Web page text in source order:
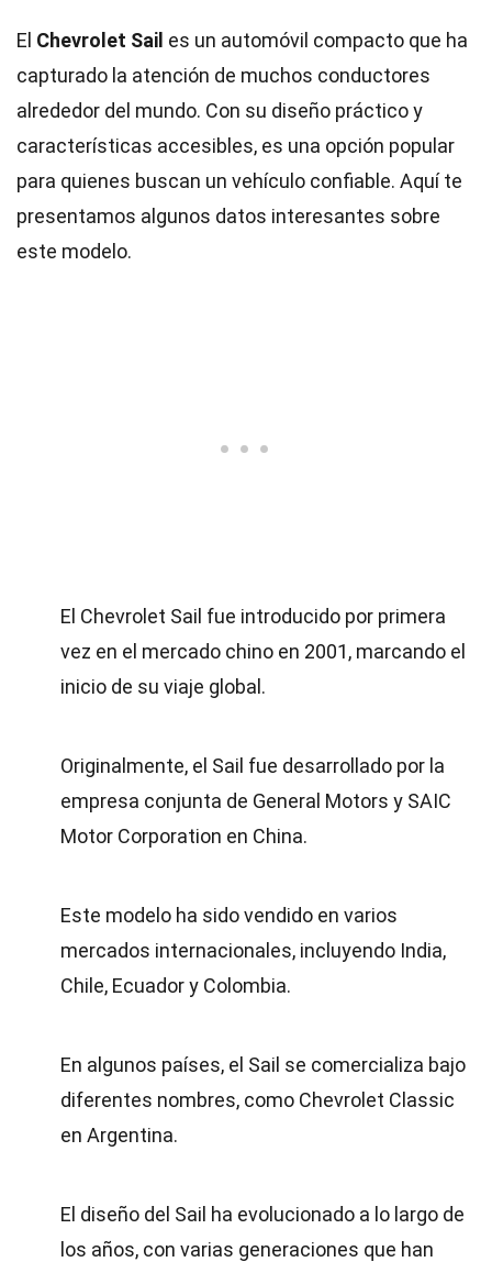
El Chevrolet Sail es un automóvil compacto que ha
capturado la atención de muchos conductores
alrededor del mundo. Con su diseño práctico y
características accesibles, es una opción popular
para quienes buscan un vehículo confiable. Aquí te
presentamos algunos datos interesantes sobre
este modelo.
El Chevrolet Sail fue introducido por primera
vez en el mercado chino en 2001, marcando el
inicio de su viaje global.
Originalmente, el Sail fue desarrollado por la
empresa conjunta de General Motors y SAIC
Motor Corporation en China.
Este modelo ha sido vendido en varios
mercados internacionales, incluyendo India,
Chile, Ecuador y Colombia.
En algunos países, el Sail se comercializa bajo
diferentes nombres, como Chevrolet Classic
en Argentina.
El diseño del Sail ha evolucionado a lo largo de
los años, con varias generaciones que han